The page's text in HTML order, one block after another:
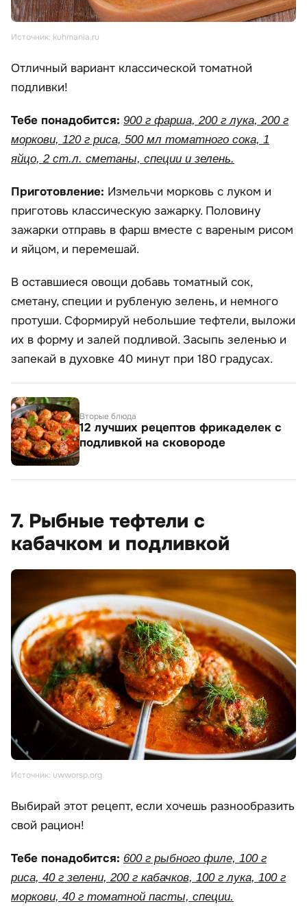
Источник: kuhmania.ru
Отличный вариант классической томатной
подливки!
Тебе понадобится: 900 г фарша, 200 г лука, 200 г
моркови, 120 г риса, 500 мл томатного сока, 1
яйцо, 2 ст.л. сметаны, специи и зелень.
Приготовление: Измельчи морковь с луком и
приготовь классическую зажарку. Половину
зажарки отправь в фарш вместе с вареным рисом
и яйцом, и перемешай.
В оставшиеся овощи добавь томатный сок,
сметану, специи и рубленую зелень, и немного
протуши. Сформируй небольшие тефтели, выложи
их в форму и залей подливой. Засыпь зеленью и
запекай в духовке 40 минут при 180 градусах.
Вторые блюда
12 лучших рецептов фрикаделек с
подливкой на сковороде
7. Рыбные тефтели с
кабачком и подливкой
Источник: uwworsp.org
Выбирай этот рецепт, если хочешь разнообразить
свой рацион!
Тебе понадобится: 600 г рыбного филе, 100 г
риса, 40 г зелени, 200 г кабачков, 100 г лука, 100 г
моркови, 40 г томатной пасты, специи.